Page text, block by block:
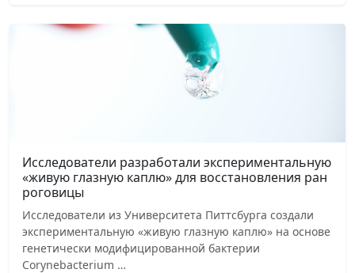
Исследователи разработали экспериментальную
«живую глазную каплю» для восстановления ран
роговицы
Исследователи из Университета Питтсбурга создали
экспериментальную «живую глазную каплю» на основе
генетически модифицированной бактерии
Corynebacterium …